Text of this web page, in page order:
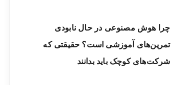
چرا هوش مصنوعی در حال نابودی
تمرین‌های آموزشی است؟ حقیقتی که
شرکت‌های کوچک باید بدانند